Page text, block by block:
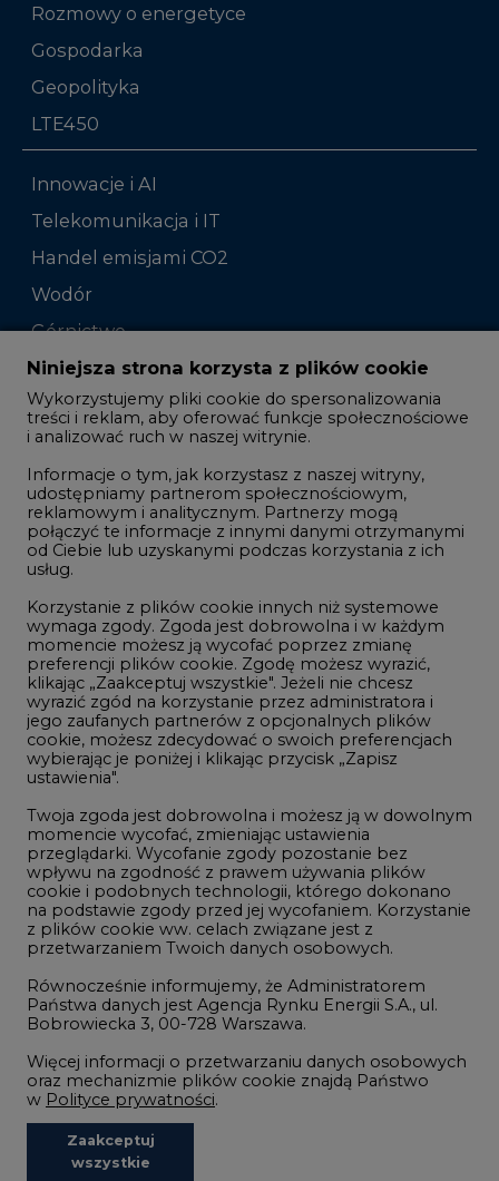
Rozmowy o energetyce
Gospodarka
Geopolityka
LTE450
Innowacje i AI
Telekomunikacja i IT
Handel emisjami CO2
Wodór
Górnictwo
Zmiany klimatyczne
Atom
Fotowoltaika
Offshore wind
Magazyny energii
Zielone samorządy
Zielona gospodarka
©2002-2021 - 2026 -CIRE.PL Centrum Informacji o Rynku Energii
REDAKCJA@CIRE.PL REKLAMA@CIRE.PL
Niniejsza strona korzysta z plików cookie
Wykorzystujemy pliki cookie do spersonalizowania
treści i reklam, aby oferować funkcje społecznościowe
i analizować ruch w naszej witrynie.
Informacje o tym, jak korzystasz z naszej witryny,
udostępniamy partnerom społecznościowym,
reklamowym i analitycznym. Partnerzy mogą
połączyć te informacje z innymi danymi otrzymanymi
od Ciebie lub uzyskanymi podczas korzystania z ich
usług.
Korzystanie z plików cookie innych niż systemowe
wymaga zgody. Zgoda jest dobrowolna i w każdym
momencie możesz ją wycofać poprzez zmianę
preferencji plików cookie. Zgodę możesz wyrazić,
klikając „Zaakceptuj wszystkie". Jeżeli nie chcesz
wyrazić zgód na korzystanie przez administratora i
jego zaufanych partnerów z opcjonalnych plików
cookie, możesz zdecydować o swoich preferencjach
wybierając je poniżej i klikając przycisk „Zapisz
ustawienia".
Twoja zgoda jest dobrowolna i możesz ją w dowolnym
momencie wycofać, zmieniając ustawienia
przeglądarki. Wycofanie zgody pozostanie bez
wpływu na zgodność z prawem używania plików
cookie i podobnych technologii, którego dokonano
na podstawie zgody przed jej wycofaniem. Korzystanie
z plików cookie ww. celach związane jest z
przetwarzaniem Twoich danych osobowych.
Równocześnie informujemy, że Administratorem
Państwa danych jest Agencja Rynku Energii S.A., ul.
Bobrowiecka 3, 00-728 Warszawa.
Więcej informacji o przetwarzaniu danych osobowych
oraz mechanizmie plików cookie znajdą Państwo
w Polityce prywatności.
Zaakceptuj
wszystkie